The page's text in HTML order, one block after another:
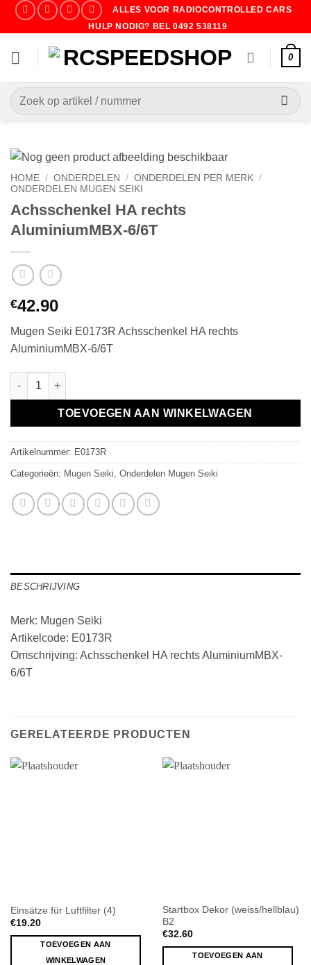
ALLES VOOR RADIOCONTROLLED CARS
HULP NODIG? BEL 0492 538119
0
Zoeken
naar:
HOME / ONDERDELEN / ONDERDELEN PER MERK /
ONDERDELEN MUGEN SEIKI
Achsschenkel HA rechts
AluminiumMBX-6/6T
€42.90
Mugen Seiki E0173R Achsschenkel HA rechts
AluminiumMBX-6/6T
Achsschenkel HA rechts AluminiumMBX-6/6T aantal
TOEVOEGEN AAN WINKELWAGEN
Artikelnummer: E0173R
Categorieën: Mugen Seiki Onderdelen Mugen Seiki
BESCHRIJVING
Merk: Mugen Seiki
Artikelcode: E0173R
Omschrijving: Achsschenkel HA rechts AluminiumMBX-
6/6T
GERELATEERDE PRODUCTEN
Einsätze für Luftfilter (4)
€19.20
TOEVOEGEN AAN
WINKELWAGEN
Startbox Dekor (weiss/hellblau)
B2
€32.60
TOEVOEGEN AAN